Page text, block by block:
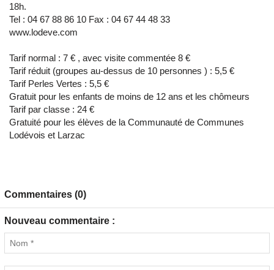
18h.
Tel : 04 67 88 86 10 Fax : 04 67 44 48 33
www.lodeve.com
Tarif normal : 7 € , avec visite commentée 8 €
Tarif réduit (groupes au-dessus de 10 personnes ) : 5,5 €
Tarif Perles Vertes : 5,5 €
Gratuit pour les enfants de moins de 12 ans et les chômeurs
Tarif par classe : 24 €
Gratuité pour les élèves de la Communauté de Communes
Lodévois et Larzac
Commentaires (0)
Nouveau commentaire :